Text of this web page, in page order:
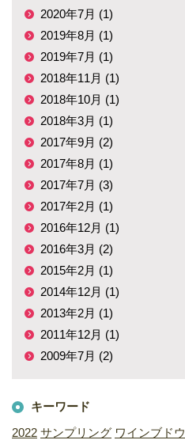
2020年7月 (1)
2019年8月 (1)
2019年7月 (1)
2018年11月 (1)
2018年10月 (1)
2018年3月 (1)
2017年9月 (2)
2017年8月 (1)
2017年7月 (3)
2017年2月 (1)
2016年12月 (1)
2016年3月 (2)
2015年2月 (1)
2014年12月 (1)
2013年2月 (1)
2011年12月 (1)
2009年7月 (2)
キーワード
2022 サンプリング ワインブドウ